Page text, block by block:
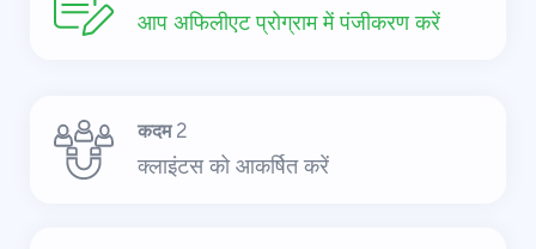
आप अफिलीएट प्रोग्राम में पंजीकरण करें
कदम 2
क्लाइंटस को आकर्षित करें